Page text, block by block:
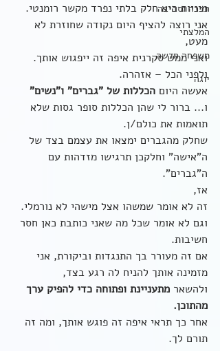
חברה וסביבה
המלצתי
משפחה חדשה
יוגה
מיניות היא חלק בלתי נפרד מקשר רומנטי.
אני רוצה להציף היום נקודה שחוזרת לא
מעט,
ואני ממש סקרנית איפה זה ייפגוש אותך.
ולפני הכל – אזהרה.
אעשה היום הכללות של "גברים" ו"נשים"
ו... ברור לי שהן הכללות סופר גסות שלא
תואמות את כולם/ן.
שחלק מהגברים ימצאו את עצמם בצד של
ה"אישה" וחלקכן תרגישו מזדהות עם
ה"גברים".
אז,
זה לא אומר שמשהו אצל מישהי לא נורמלי.
וגם לא אומר שכל מה שאני כותבת כאן חסר
חשיבות.
אם זה מעורר בך התנגדות וביקורת, אני
מזמינה אותך להניח לה רגע בצד,
ולהשאר מתעניינת ופתוחה כדי להפיק ערך
מהתוכן.
אחר כך תראי איפה זה פוגש אותך, ומה זה
תורם לך.